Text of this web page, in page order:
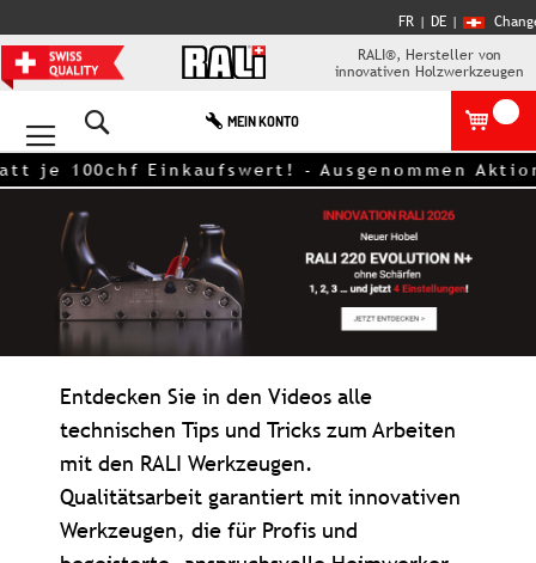
FR | DE |
RALI®, Hersteller von
innovativen Holzwerkzeugen
MEIN KONTO
je 100chf Einkaufswert! - Ausgenommen
Entdecken Sie in den Videos alle
technischen Tips und Tricks zum Arbeiten
mit den RALI Werkzeugen.
Qualitätsarbeit garantiert mit innovativen
Werkzeugen, die für Profis und